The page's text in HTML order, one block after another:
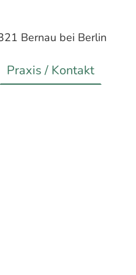
Bernau bei Berlin
Praxis / Kontakt